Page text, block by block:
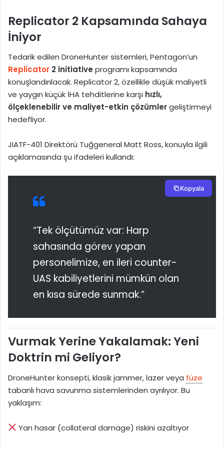
Replicator 2 Kapsamında Sahaya
İniyor
Tedarik edilen DroneHunter sistemleri, Pentagon’un
Replicator 2 initiativeprogramı kapsamında
konuşlandırılacak. Replicator 2, özellikle düşük maliyetli
ve yaygın küçük İHA tehditlerine karşı hızlı,
ölçeklenebilir ve maliyet-etkin çözümlergeliştirmeyi
hedefliyor.
JIATF-401 Direktörü Tuğgeneral Matt Ross, konuyla ilgili
açıklamasında şu ifadeleri kullandı:
“Tek ölçütümüz var: Harp
sahasında görev yapan
personelimize, en ileri counter-
UAS kabiliyetlerini mümkün olan
en kısa sürede sunmak.”
Kopyala
Vurmak Yerine Yakalamak: Yeni
Doktrin mi Geliyor?
DroneHunter konsepti, klasik jammer, lazer veya füze
tabanlı hava savunma sistemlerinden ayrılıyor. Bu
yaklaşım:
Yan hasar (collateral damage) riskini azaltıyor